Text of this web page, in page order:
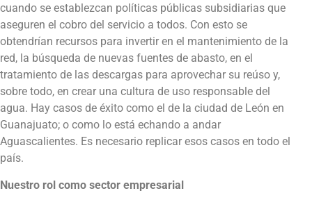
cuando se establezcan políticas públicas subsidiarias que
aseguren el cobro del servicio a todos. Con esto se
obtendrían recursos para invertir en el mantenimiento de la
red, la búsqueda de nuevas fuentes de abasto, en el
tratamiento de las descargas para aprovechar su reúso y,
sobre todo, en crear una cultura de uso responsable del
agua. Hay casos de éxito como el de la ciudad de León en
Guanajuato; o como lo está echando a andar
Aguascalientes. Es necesario replicar esos casos en todo el
país.
Nuestro rol como sector empresarial